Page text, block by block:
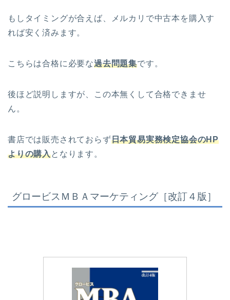
もしタイミングが合えば、メルカリで中古本を購入す
れば安く済みます。
こちらは合格に必要な過去問題集です。
後ほど説明しますが、この本無くして合格できませ
ん。
書店では販売されておらず日本貿易実務検定協会のHP
よりの購入となります。
グロービスＭＢＡマーケティング［改訂４版］